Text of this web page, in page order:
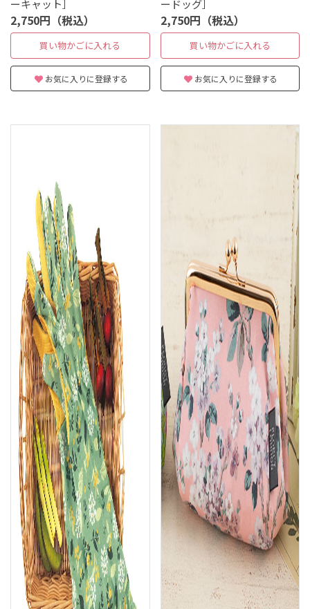
ーキャット］
2,750円（税込）
買い物かごに入れる
お気に入りに登録する
ードッグ］
2,750円（税込）
買い物かごに入れる
お気に入りに登録する